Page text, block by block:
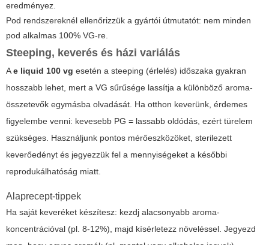
eredményez.
Pod rendszereknél ellenőrizzük a gyártói útmutatót: nem minden
pod alkalmas 100% VG-re.
Steeping, keverés és házi variálás
Ae liquid 100 vg esetén a steeping (érlelés) időszaka gyakran
hosszabb lehet, mert a VG sűrűsége lassítja a különböző aroma-
összetevők egymásba olvadását. Ha otthon keverünk, érdemes
figyelembe venni: kevesebb PG = lassabb oldódás, ezért türelem
szükséges. Használjunk pontos mérőeszközöket, sterilezett
keverőedényt és jegyezzük fel a mennyiségeket a későbbi
reprodukálhatóság miatt.
Alaprecept-tippek
Ha saját keveréket készítesz: kezdj alacsonyabb aroma-
koncentrációval (pl. 8-12%), majd kísérletezz növeléssel. Jegyezd